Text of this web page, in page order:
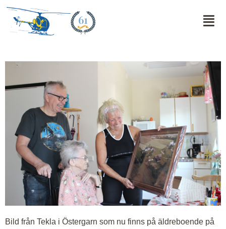
61
Bild från Tekla i Östergarn som nu finns på äldreboende på